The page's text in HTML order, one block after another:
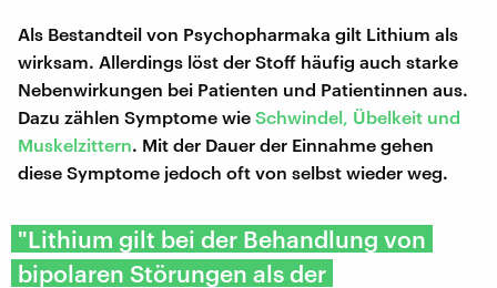
Als Bestandteil von Psychopharmaka gilt Lithium als
wirksam. Allerdings löst der Stoff häufig auch starke
Nebenwirkungen bei Patienten und Patientinnen aus.
Dazu zählen Symptome wie Schwindel, Übelkeit und
Muskelzittern. Mit der Dauer der Einnahme gehen
diese Symptome jedoch oft von selbst wieder weg.
"Lithium gilt bei der Behandlung von
bipolaren Störungen als der